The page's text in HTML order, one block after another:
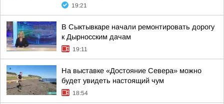
19:21
В Сыктывкаре начали ремонтировать дорогу
к Дырносским дачам
19:11
На выставке «Достояние Севера» можно
будет увидеть настоящий чум
18:54